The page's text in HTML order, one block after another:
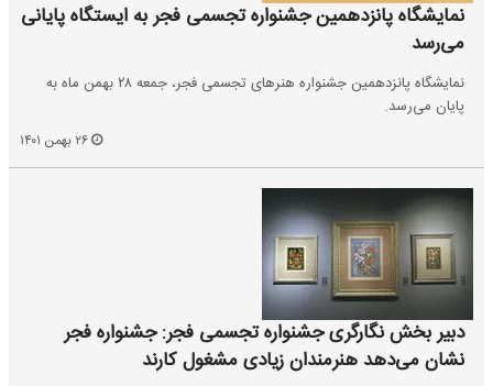
نمایشگاه پانزدهمین جشنواره تجسمی فجر به ایستگاه پایانی
می‌رسد
نمایشگاه پانزدهمین جشنواره هنرهای تجسمی فجر، جمعه ۲۸ بهمن ماه به
پایان می‌رسد.
دبیر بخش نگارگری جشنواره تجسمی فجر: جشنواره فجر
نشان می‌دهد هنرمندان زیادی مشغول کارند